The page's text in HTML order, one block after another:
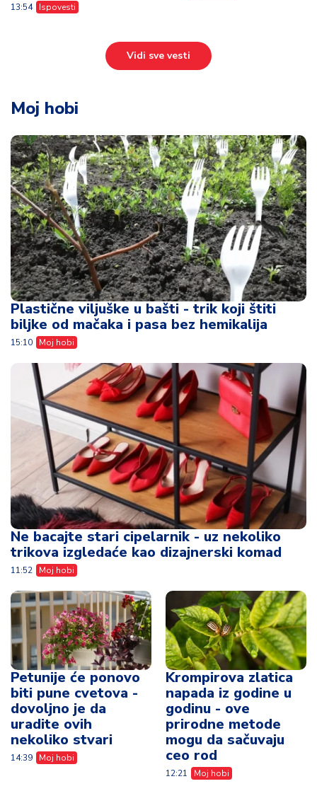
13:54 Ispovesti
Vidi sve vesti
Moj hobi
Plastične viljuške u bašti - trik koji štiti
biljke od mačaka i pasa bez hemikalija
15:10 Moj hobi
Ne bacajte stari cipelarnik - uz nekoliko
trikova izgledaće kao dizajnerski komad
11:52 Moj hobi
Petunije će ponovo
biti pune cvetova -
dovoljno je da
uradite ovih
nekoliko stvari
14:39 Moj hobi
Krompirova zlatica
napada iz godine u
godinu - ove
prirodne metode
mogu da sačuvaju
ceo rod
12:21 Moj hobi